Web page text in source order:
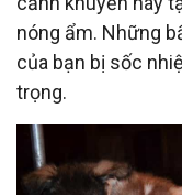
nóng ẩm. Những
của bạn bị sốc
trọng.